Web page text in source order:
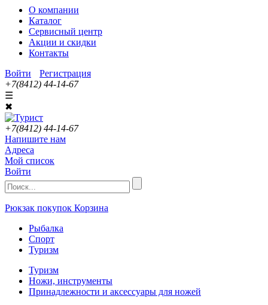
О компании
Каталог
Сервисный центр
Акции и скидки
Контакты
Войти
Регистрация
+7(8412) 44-14-67
☰
✖
+7(8412) 44-14-67
Напишите нам
Адреса
Мой список
Войти
Рюкзак покупок Корзина
Рыбалка
Спорт
Туризм
Туризм
Ножи, инструменты
Принадлежности и аксессуары для ножей